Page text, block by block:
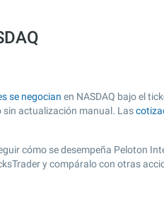
se negocian en NASDAQ bajo el
actualización manual. Las
cómo se desempeña Peloton
y compáralo con otras